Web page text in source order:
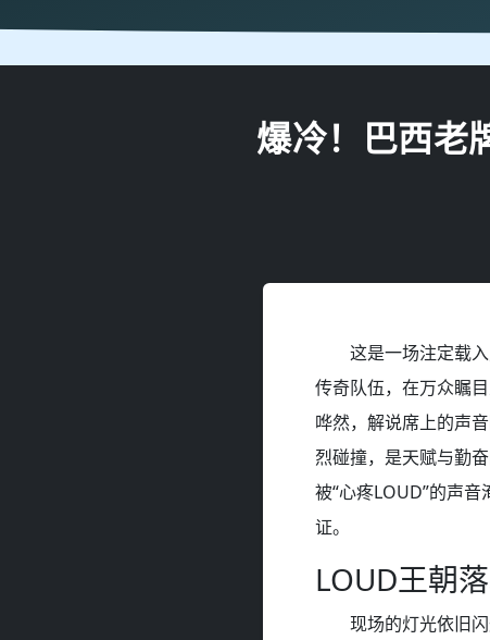
爆冷！巴西老
这是一场注定载
传奇队伍，在万众瞩
哗然，解说席上的声
烈碰撞，是天赋与勤
被“心疼LOUD”的声
证。
LOUD王朝落
现场的灯光依旧